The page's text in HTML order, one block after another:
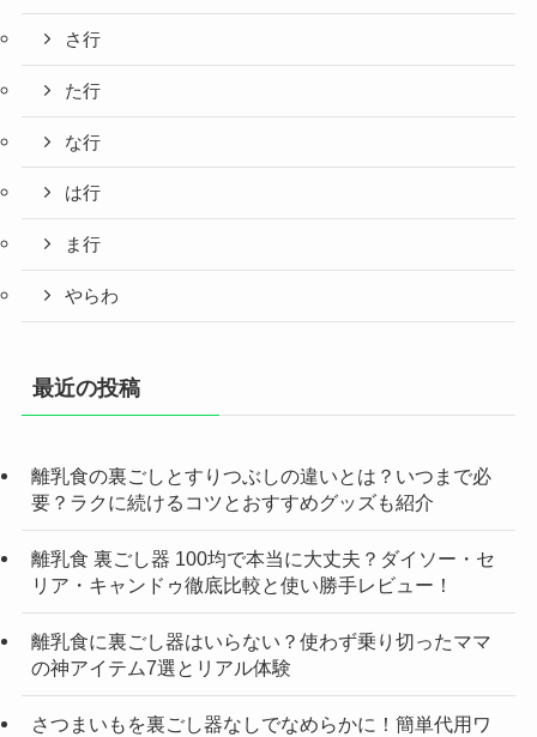
さ行
た行
な行
は行
ま行
やらわ
最近の投稿
離乳食の裏ごしとすりつぶしの違いとは？いつまで必
要？ラクに続けるコツとおすすめグッズも紹介
離乳食 裏ごし器 100均で本当に大丈夫？ダイソー・セ
リア・キャンドゥ徹底比較と使い勝手レビュー！
離乳食に裏ごし器はいらない？使わず乗り切ったママ
の神アイテム7選とリアル体験
さつまいもを裏ごし器なしでなめらかに！簡単代用ワ